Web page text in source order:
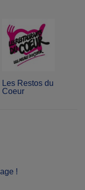
Les Restos du
Coeur
!